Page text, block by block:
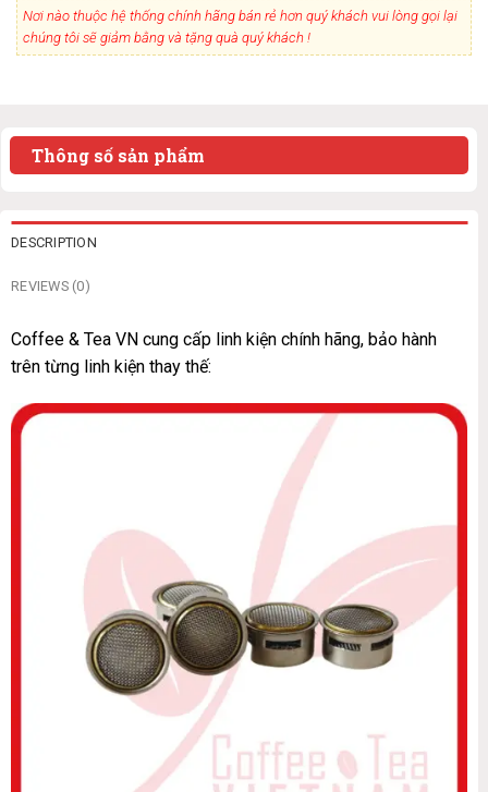
Nơi nào thuộc hệ thống chính hãng bán rẻ hơn quý khách vui lòng gọi lại
chúng tôi sẽ giảm bằng và tặng quà quý khách !
Thông số sản phẩm
DESCRIPTION
REVIEWS (0)
Coffee & Tea VN cung cấp linh kiện chính hãng, bảo hành
trên từng linh kiện thay thế: